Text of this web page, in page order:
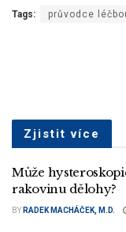
Tags: průvodce
Zjistit více
Může
rakovinu dělohy?
BY RADEK MACHÁČEK, M.D.